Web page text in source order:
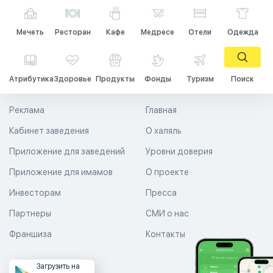
Мечеть Ресторан Кафе Медресе Отели Одежда
АтрибутикаЗдоровье Продукты Фонды Туризм Поиск
Главная
О халяль
Уровни доверия
Реклама
Кабинет заведения
Приложение для заведений
Приложение для имамов О проекте
Пресса
СМИ о нас
Контакты
Инвесторам
Партнеры
Франшиза
Загрузить на